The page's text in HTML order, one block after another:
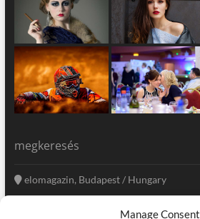
Manage Consent
megkeresés
elomagazin, Budapest / Hungary